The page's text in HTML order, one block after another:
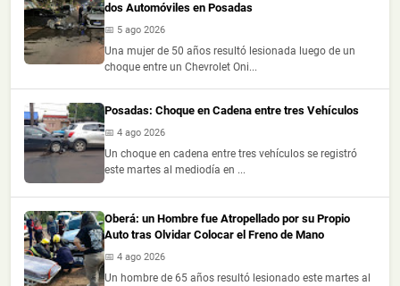
dos Automóviles en Posadas
📅 5 ago 2026
Una mujer de 50 años resultó lesionada luego de un
choque entre un Chevrolet Oni...
Posadas: Choque en Cadena entre tres Vehículos
📅 4 ago 2026
Un choque en cadena entre tres vehículos se registró
este martes al mediodía en ...
Oberá: un Hombre fue Atropellado por su Propio
Auto tras Olvidar Colocar el Freno de Mano
📅 4 ago 2026
Un hombre de 65 años resultó lesionado este martes al